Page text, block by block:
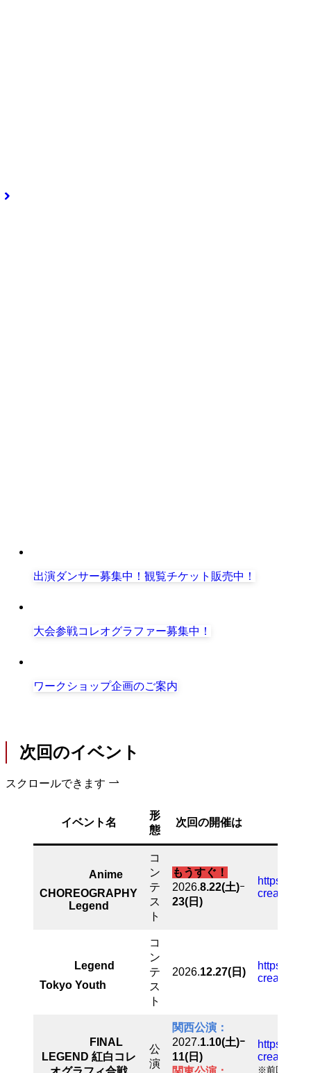
出演ダンサー募集中！観覧チケット販売中！
大会参戦コレオグラファー募集中！
ワークショップ企画のご案内
次回のイベント
スクロールできます
イベント名
形
態
次回の開催は
Anime
CHOREOGRAPHY
Legend
コ
ン
テ
ス
ト
もうすぐ！
2026.8.22(土)ｰ
23(日)
https://
Legend
Tokyo Youth
コ
ン
テ
ス
ト
2026.12.27(日)
https://
FINAL
LEGEND 紅白コレ
公
演
関西公演：
2027.1.10(土)ｰ
11(日)
https://
※前回公演